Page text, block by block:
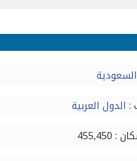
السعودية
: الدول العربية